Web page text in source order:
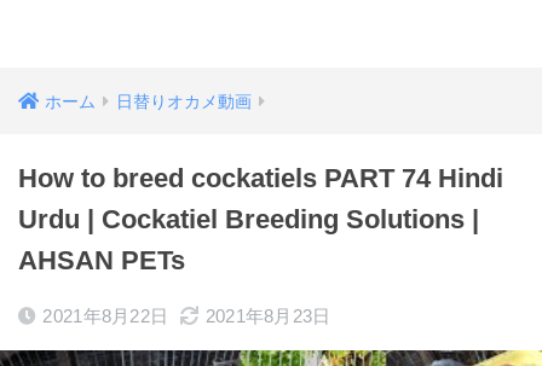
ホーム 日替りオカメ動画
How to breed cockatiels PART 74 Hindi
Urdu | Cockatiel Breeding Solutions |
AHSAN PETs
2021年8月22日 2021年8月23日